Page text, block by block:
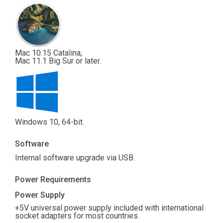
Mac 10.15 Catalina,
Mac 11.1 Big Sur or later.
Windows 10, 64-bit.
Software
Internal software upgrade via USB.
Power Requirements
Power Supply
+5V universal power supply included with international
socket adapters for most countries.